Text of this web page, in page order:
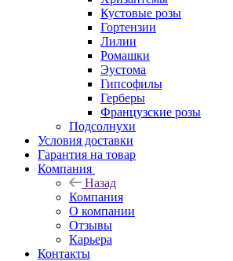
Кустовые розы
Гортензии
Лилии
Ромашки
Эустома
Гипсофилы
Герберы
Французские розы
Подсолнухи
Условия доставки
Гарантия на товар
Компания
Назад
Компания
О компании
Отзывы
Карьера
Контакты